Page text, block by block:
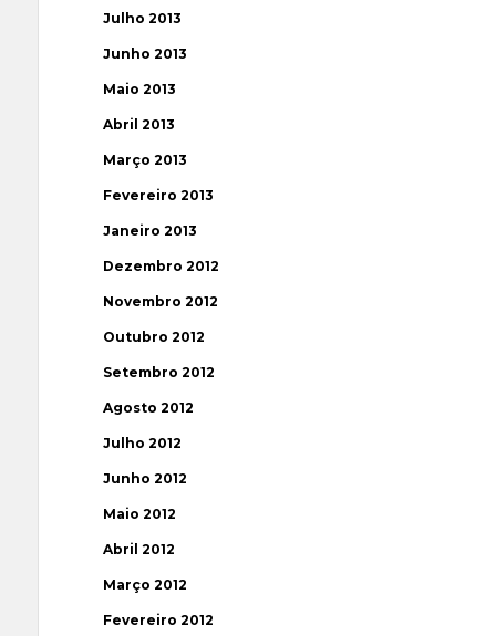
Julho 2013
Junho 2013
Maio 2013
Abril 2013
Março 2013
Fevereiro 2013
Janeiro 2013
Dezembro 2012
Novembro 2012
Outubro 2012
Setembro 2012
Agosto 2012
Julho 2012
Junho 2012
Maio 2012
Abril 2012
Março 2012
Fevereiro 2012